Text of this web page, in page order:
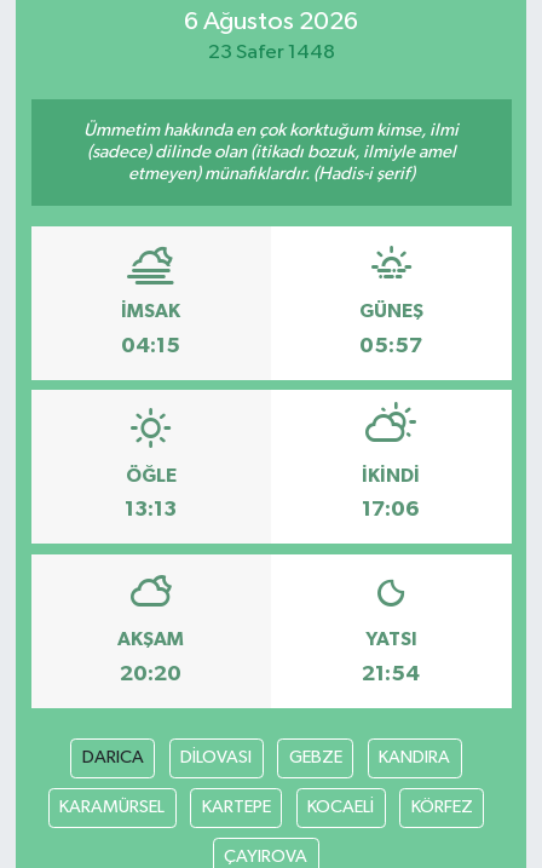
6 Ağustos 2026
23 Safer 1448
Ümmetim hakkında en çok korktuğum kimse, ilmi
(sadece) dilinde olan (itikadı bozuk, ilmiyle amel
etmeyen) münafıklardır. (Hadis-i şerif)
İMSAK
04:15
GÜNEŞ
05:57
ÖĞLE
13:13
İKINDI
17:06
AKŞAM
20:20
YATSI
21:54
DARICA DİLOVASI GEBZE KANDIRA
KARAMÜRSEL KARTEPE KOCAELİ KÖRFEZ
ÇAYIROVA
ÖZEL HABER
RESMİ İLANLAR
SAĞLIK
SİYASET
SOSYAL YARDIMLAR
SPONSORLU YAZI
YAŞAM